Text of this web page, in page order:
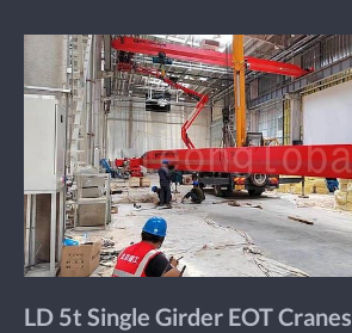
LD 5t Single Girder EOT Cranes